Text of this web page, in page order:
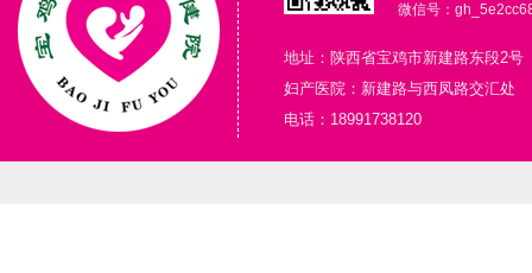
微信号：
地址：陕西省宝鸡市新建路东段2号
妇产医院：新建路与西凤路交汇处
电话：18991738120